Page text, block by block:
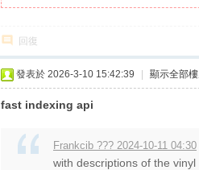
回復
發表於 2026-3-10 15:42:39 顯示全部
fast indexing api
Frankcib ??? 2024-10-11 04:30
with descriptions of the